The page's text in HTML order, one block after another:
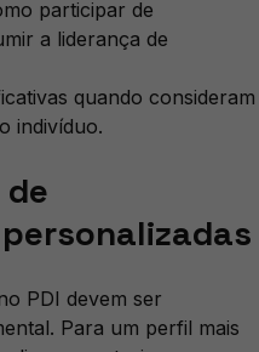
participar de
a liderança de
quando consideram
indivíduo.
PDI devem ser
Para um perfil mais